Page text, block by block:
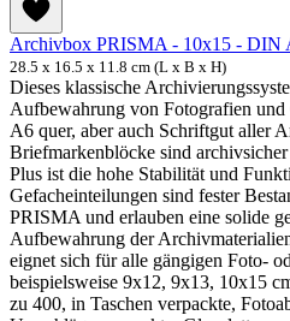
Archivbox PRISMA - 10x15 - DIN
28.5 x 16.5 x 11.8 cm (L x B x H)
Dieses klassische
Aufbewahrung von Fotografien
A6 quer, aber auch Schriftgut aller
Briefmarkenblöcke sind
Plus ist die hohe Stabilität und
Gefacheinteilungen sind fester
PRISMA und erlauben eine solide
Aufbewahrung der
eignet sich für alle gängigen Foto-
beispielsweise 9x12, 9x13, 10x15
zu 400, in Taschen verpackte,